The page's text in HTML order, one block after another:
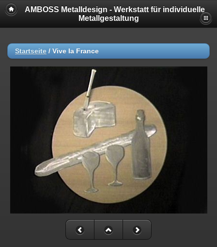
AMBOSS Metalldesign - Werkstatt für individuelle
Metallgestaltung
Startseite / Vive la France